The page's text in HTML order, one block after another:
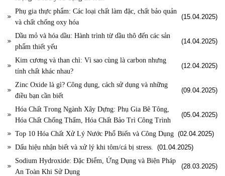
Phụ gia thực phẩm: Các loại chất làm đặc, chất bảo quản
và chất chống oxy hóa
(15.04.2025)
Dầu mỏ và hóa dầu: Hành trình từ dầu thô đến các sản
phẩm thiết yếu
(14.04.2025)
Kim cương và than chì: Vì sao cùng là carbon nhưng
tính chất khác nhau?
(12.04.2025)
Zinc Oxide là gì? Công dụng, cách sử dụng và những
điều bạn cần biết
(09.04.2025)
Hóa Chất Trong Ngành Xây Dựng: Phụ Gia Bê Tông,
Hóa Chất Chống Thấm, Hóa Chất Bảo Trì Công Trình
(05.04.2025)
Top 10 Hóa Chất Xử Lý Nước Phổ Biến và Công Dụng (02.04.2025)
Dấu hiệu nhận biết và xử lý khi tôm/cá bị stress.
(01.04.2025)
Sodium Hydroxide: Đặc Điểm, Ứng Dụng và Biện Pháp
An Toàn Khi Sử Dụng
(28.03.2025)